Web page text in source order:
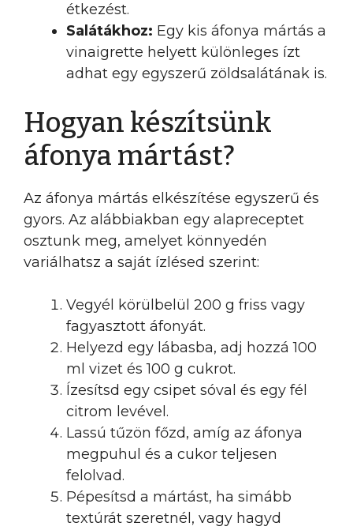
étkezést.
Salátákhoz: Egy kis áfonya mártás a
vinaigrette helyett különleges ízt
adhat egy egyszerű zöldsalátának is.
Hogyan készítsünk
áfonya mártást?
Az áfonya mártás elkészítése egyszerű és
gyors. Az alábbiakban egy alapreceptet
osztunk meg, amelyet könnyedén
variálhatsz a saját ízlésed szerint:
Vegyél körülbelül 200 g friss vagy
fagyasztott áfonyát.
Helyezd egy lábasba, adj hozzá 100
ml vizet és 100 g cukrot.
Ízesítsd egy csipet sóval és egy fél
citrom levével.
Lassú tűzön főzd, amíg az áfonya
megpuhul és a cukor teljesen
felolvad.
Pépesítsd a mártást, ha simább
textúrát szeretnél, vagy hagyd